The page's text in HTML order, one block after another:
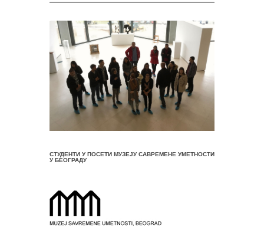
СТУДЕНТИ У ПОСЕТИ МУЗЕЈУ САВРЕМЕНЕ УМЕТНОСТИ
У БЕОГРАДУ